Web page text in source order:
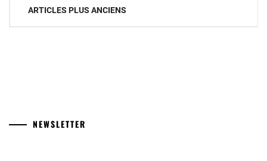
ARTICLES PLUS ANCIENS
NEWSLETTER